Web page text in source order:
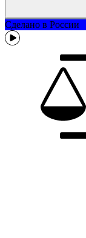
Сделано в России